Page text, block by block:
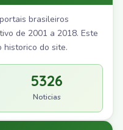
brasileiros
de 2001 a 2018. Este
historico do site.
5326
Noticias